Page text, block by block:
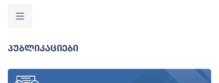
Პუბლიკაციები